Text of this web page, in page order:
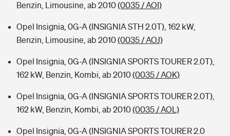
Benzin, Limousine, ab 2010(0035 / AOI)
Opel Insignia, 0G-A (INSIGNIA STH 2.0T), 162 kW,
Benzin, Limousine, ab 2010(0035 / AOJ)
Opel Insignia, 0G-A (INSIGNIA SPORTS TOURER 2.0T),
162 kW, Benzin, Kombi, ab 2010(0035 / AOK)
Opel Insignia, 0G-A (INSIGNIA SPORTS TOURER 2.0T),
162 kW, Benzin, Kombi, ab 2010(0035 / AOL)
Opel Insignia, 0G-A (INSIGNIA SPORTS TOURER 2.0